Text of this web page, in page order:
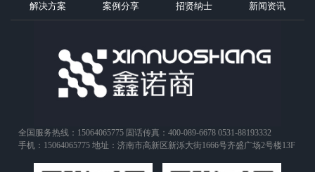
解决方案 案例分享 招贤纳士 新闻资讯
全国服务热线：15064065775 固话传真：400-089-6678 0531-88193332
手机：15064065775 地址：济南市高新区新泺大街1666号齐盛广场2号楼13F